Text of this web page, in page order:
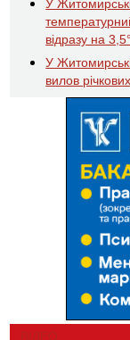
У
відразу на 3,5°
У
вилов
ВІДЕО